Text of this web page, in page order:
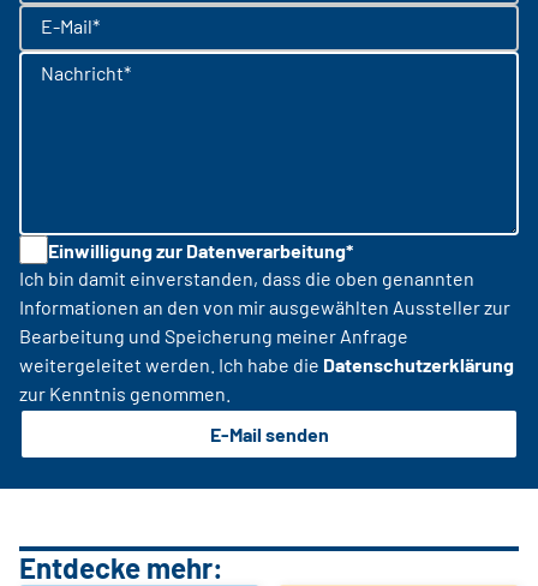
E-Mail*
Nachricht*
Einwilligung zur Datenverarbeitung*
Ich bin damit einverstanden, dass die oben genannten
Informationen an den von mir ausgewählten Aussteller zur
Bearbeitung und Speicherung meiner Anfrage
weitergeleitet werden. Ich habe die Datenschutzerklärung
zur Kenntnis genommen.
E-Mail senden
Entdecke mehr: